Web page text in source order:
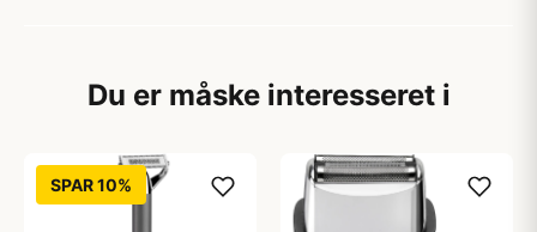
Du er måske interesseret i
SPAR 10%